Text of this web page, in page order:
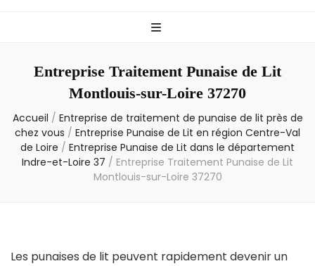
– Info
Entreprise Traitement Punaise de Lit
Montlouis-sur-Loire 37270
Accueil / Entreprise de traitement de punaise de lit près de
chez vous / Entreprise Punaise de Lit en région Centre-Val
de Loire / Entreprise Punaise de Lit dans le département
Indre-et-Loire 37 / Entreprise Traitement Punaise de Lit
Montlouis-sur-Loire 37270
Les punaises de lit peuvent rapidement devenir un